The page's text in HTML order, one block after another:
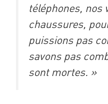
téléphones, nos
chaussures,
puissions pas
savons pas
sont mortes. »